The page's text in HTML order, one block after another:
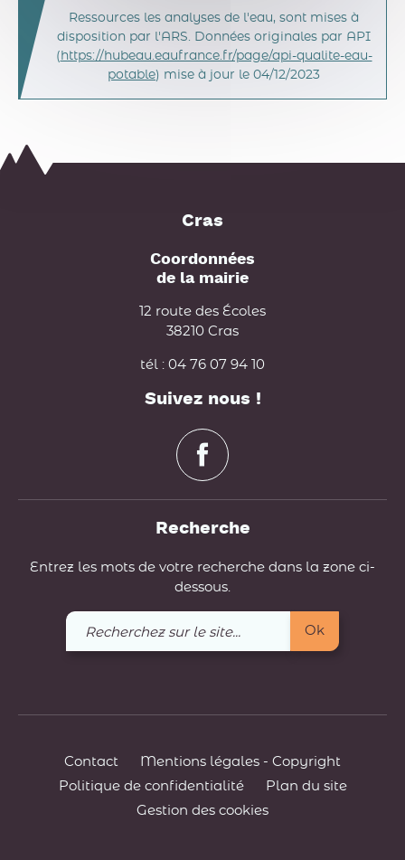
Ressources les analyses de l'eau, sont mises à
disposition par l'ARS. Données originales par API
( https://hubeau.eaufrance.fr/page/api-qualite-eau-
potable) mise à jour le 04/12/2023
Cras
Coordonnées
de la mairie
12 route des Écoles
38210 Cras
tél : 04 76 07 94 10
Suivez nous !
Recherche
Entrez les mots de votre recherche dans la zone ci-
dessous.
Recherchez
sur
Ok
Contact
Mentions légales - Copyright
Politique de confidentialité
Plan du site
Gestion des cookies